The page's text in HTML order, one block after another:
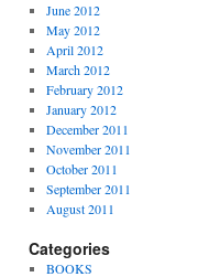
June 2012
May 2012
April 2012
March 2012
February 2012
January 2012
December 2011
November 2011
October 2011
September 2011
August 2011
Categories
BOOKS